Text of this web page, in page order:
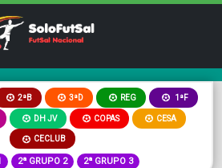
2ªB 3ªD REG 1ªF
DH JV COPAS CESA
CECLUB
2ª GRUPO 2 2ª GRUPO 3